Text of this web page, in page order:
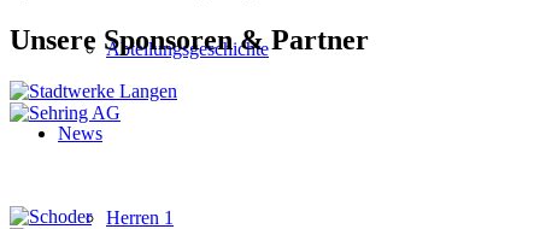
Abteilungsgeschichte
News
Herren 1
Unsere Sponsoren & Partner